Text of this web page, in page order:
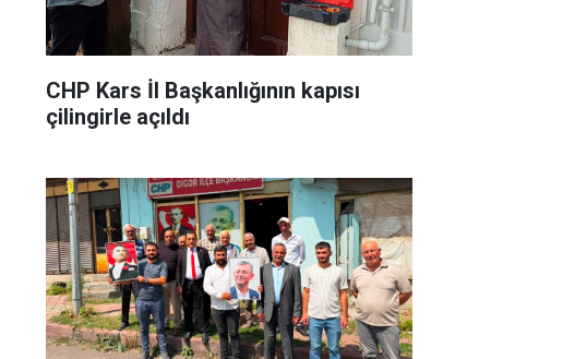
CHP Kars İl Başkanlığının kapısı
çilingirle açıldı